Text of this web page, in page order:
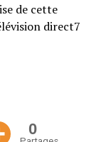
de cette
direct7
0